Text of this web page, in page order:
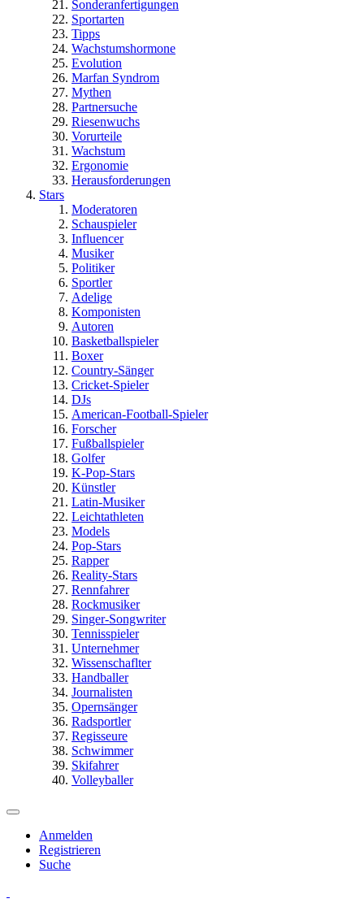
Sonderanfertigungen
Sportarten
Tipps
Wachstumshormone
Evolution
Marfan Syndrom
Mythen
Partnersuche
Riesenwuchs
Vorurteile
Wachstum
Ergonomie
Herausforderungen
Stars
Moderatoren
Schauspieler
Influencer
Musiker
Politiker
Sportler
Adelige
Komponisten
Autoren
Basketballspieler
Boxer
Country-Sänger
Cricket-Spieler
DJs
American-Football-Spieler
Forscher
Fußballspieler
Golfer
K-Pop-Stars
Künstler
Latin-Musiker
Leichtathleten
Models
Pop-Stars
Rapper
Reality-Stars
Rennfahrer
Rockmusiker
Singer-Songwriter
Tennisspieler
Unternehmer
Wissenschaflter
Handballer
Journalisten
Opernsänger
Radsportler
Regisseure
Schwimmer
Skifahrer
Volleyballer
Anmelden
Registrieren
Suche